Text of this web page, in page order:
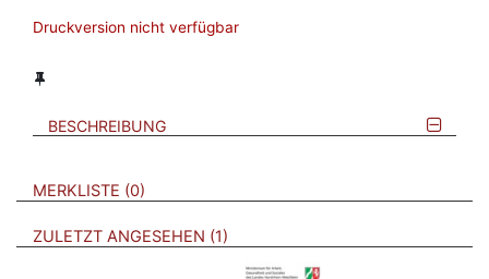
Druckversion nicht verfügbar
BESCHREIBUNG
VERWEISE AUF VERMERKTE- ODER ZULETZT ANGESEHENE
MERKLISTE 0 BROSCHÜREN
ZULETZT ANGESEHEN 1 BROSCHÜREN